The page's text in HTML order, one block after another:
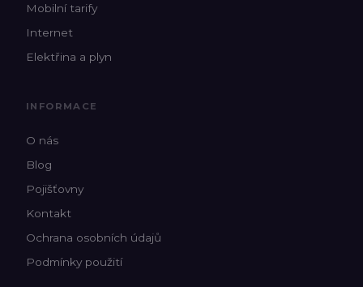
Mobilní tarify
Internet
Elektřina a plyn
INFORMACE
O nás
Blog
Pojišťovny
Kontakt
Ochrana osobních údajů
Podmínky použití